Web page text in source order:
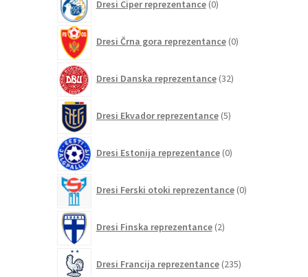
Dresi Ciper reprezentance 0izdelkov
Dresi Črna gora reprezentance 0izdelkov
Dresi Danska reprezentance 32izdelkov
Dresi Ekvador reprezentance 5izdelkov
Dresi Estonija reprezentance 0izdelkov
Dresi Ferski otoki reprezentance 0izdelkov
Dresi Finska reprezentance 2izdelka
Dresi Francija reprezentance 235izdelkov